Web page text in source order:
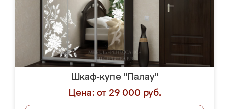
Шкаф-купе "Палау"
Цена: от 29 000 руб.